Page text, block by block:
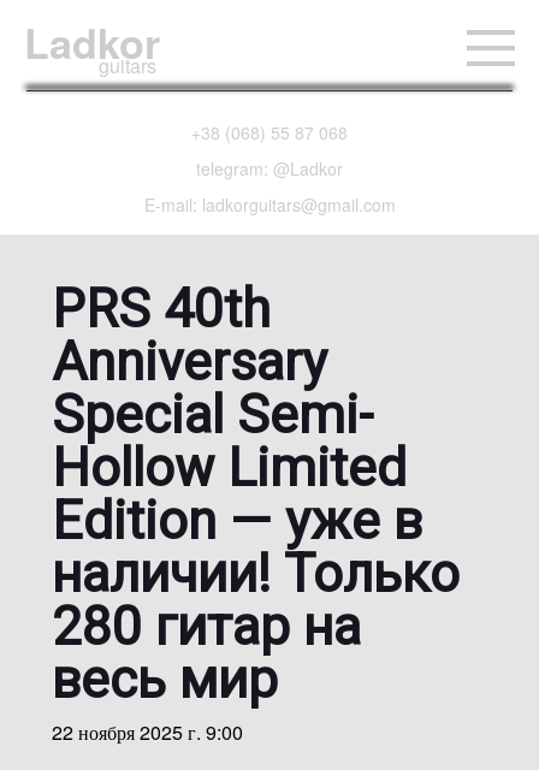
Ladkor
guitars
+38 (068) 55 87 068
telegram: @Ladkor
E-mail: ladkorguitars@gmail.com
PRS 40th
Anniversary
Special Semi-
Hollow Limited
Edition — уже в
наличии! Только
280 гитар на
весь мир
22 ноября 2025 г. 9:00